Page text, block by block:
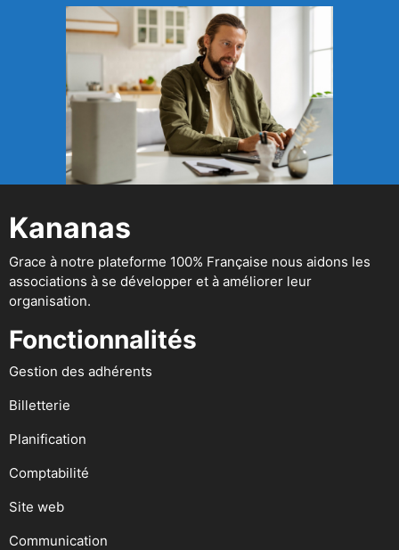
Kananas
Grace à notre plateforme 100% Française nous aidons les
associations à se développer et à améliorer leur
organisation.
Fonctionnalités
Gestion des adhérents
Billetterie
Planification
Comptabilité
Site web
Communication